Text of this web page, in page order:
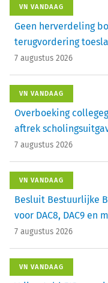
VN VANDAAG
Geen herverdeling
terugvordering
7 augustus 2026
VN VANDAAG
Overboeking
aftrek
7 augustus 2026
VN VANDAAG
Besluit Bestuurlijke
voor DAC8, DAC9 en
7 augustus 2026
VN VANDAAG